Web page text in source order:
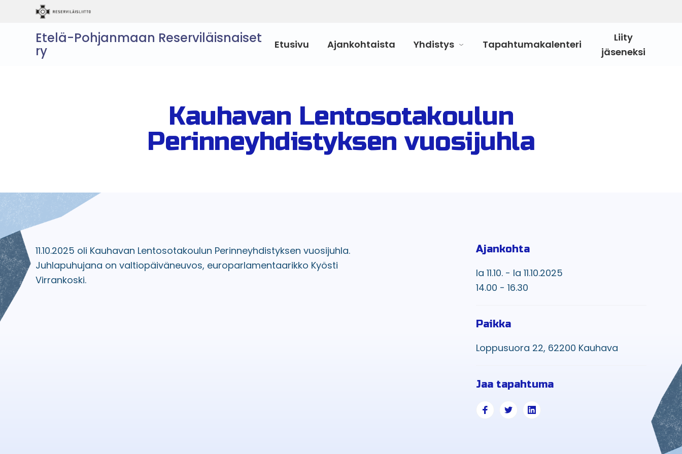
Etelä-Pohjanmaan Reserviläisnaiset
ry Etusivu Ajankohtaista Yhdistys Tapahtumakalenteri
Liity
jäseneksi
Kauhavan Lentosotakoulun
Perinneyhdistyksen vuosijuhla
Ajankohta
la 11.10. - la 11.10.2025
14.00 - 16.30
Paikka
Loppusuora 22, 62200 Kauhava
Jaa tapahtuma
11.10.2025 oli Kauhavan Lentosotakoulun Perinneyhdistyksen vuosijuhla.
Juhlapuhujana on valtiopäiväneuvos, europarlamentaarikko Kyösti
Virrankoski.